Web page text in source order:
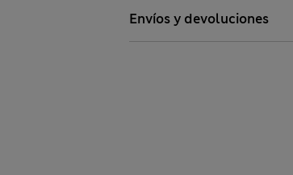
Envíos y devoluciones